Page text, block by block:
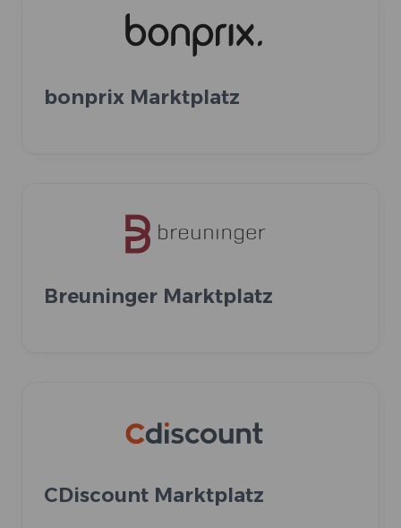
bonprix Marktplatz
Breuninger Marktplatz
CDiscount Marktplatz